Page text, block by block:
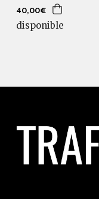
40,00€
disponible